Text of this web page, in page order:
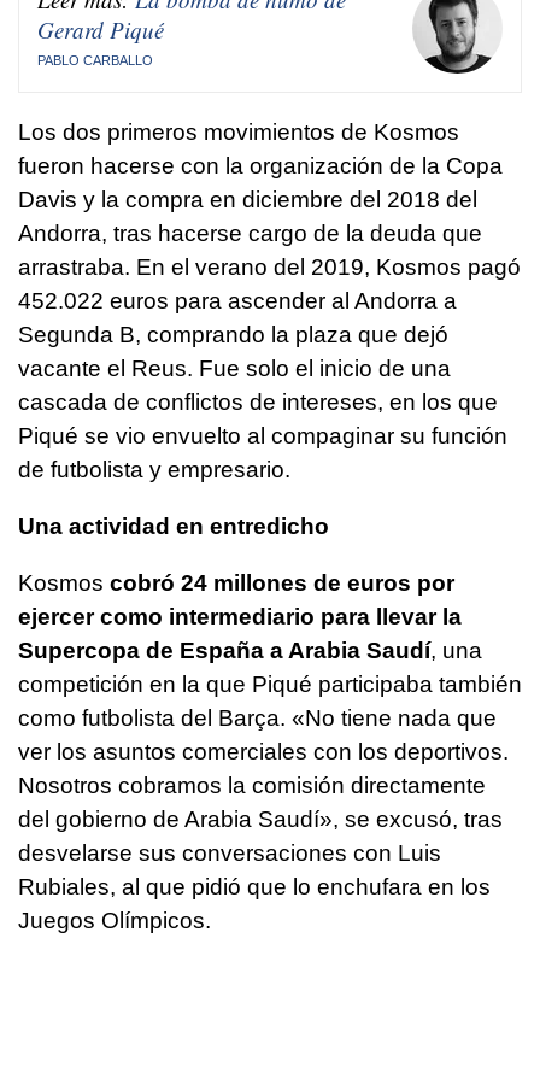
Gerard Piqué
PABLO CARBALLO
Los dos primeros movimientos de Kosmos
fueron hacerse con la organización de la Copa
Davis y la compra en diciembre del 2018 del
Andorra, tras hacerse cargo de la deuda que
arrastraba. En el verano del 2019, Kosmos pagó
452.022 euros para ascender al Andorra a
Segunda B, comprando la plaza que dejó
vacante el Reus. Fue solo el inicio de una
cascada de conflictos de intereses, en los que
Piqué se vio envuelto al compaginar su función
de futbolista y empresario.
Una actividad en entredicho
Kosmos cobró 24 millones de euros por
ejercer como intermediario para llevar la
Supercopa de España a Arabia Saudí, una
competición en la que Piqué participaba también
como futbolista del Barça. «No tiene nada que
ver los asuntos comerciales con los deportivos.
Nosotros cobramos la comisión directamente
del gobierno de Arabia Saudí», se excusó, tras
desvelarse sus conversaciones con Luis
Rubiales, al que pidió que lo enchufara en los
Juegos Olímpicos.